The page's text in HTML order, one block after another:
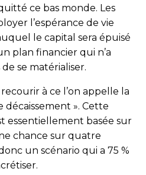
ce bas monde. Les
l’espérance de vie
le capital sera épuisé
plan financier qui n’a
se matérialiser.
à ce l’on appelle la
décaissement ». Cette
essentiellement basée sur
chance sur quatre
un scénario qui a 75 %